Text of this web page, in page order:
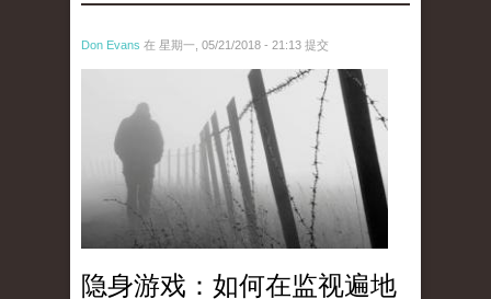
Don Evans 在 星期一, 05/21/2018 - 21:13 提交
wechatimg1066.jpeg
隐身游戏：如何在监视遍地